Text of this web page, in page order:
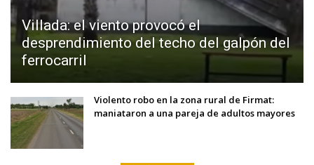
Villada: el viento provocó el
desprendimiento del techo del galpón del
ferrocarril
Violento robo en la zona rural de Firmat:
maniataron a una pareja de adultos mayores